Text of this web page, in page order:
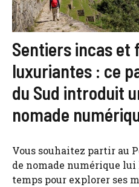
Sentiers incas
luxuriantes : ce
du Sud introduit
nomade
Vous souhaitez partir au
de nomade numérique
temps pour explorer ses